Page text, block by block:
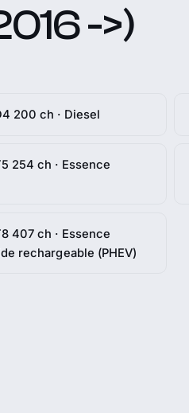
->)
200 ch · Diesel
254 ch · Essence
407 ch · Essence
rechargeable (PHEV)